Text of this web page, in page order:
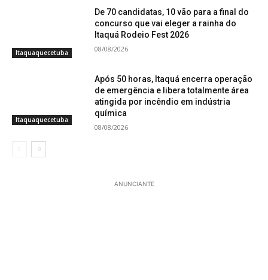
Itaquaquecetuba
De 70 candidatas, 10 vão para a final do
concurso que vai eleger a rainha do
Itaquá Rodeio Fest 2026
08/08/2026
Itaquaquecetuba
Após 50 horas, Itaquá encerra operação
de emergência e libera totalmente área
atingida por incêndio em indústria
química
08/08/2026
ANUNCIANTE